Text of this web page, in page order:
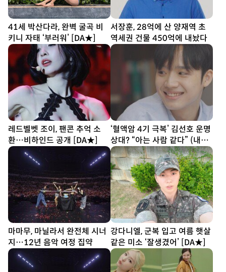
41세 박산다라, 완벽 굴곡 비
키니 자태 ‘부러워’ [DA★]
서장훈, 28억에 산 양재역 초
역세권 건물 450억에 내놨다
레드벨벳 조이, 팬콘 추억 소
환…비하인드 공개 [DA★]
‘혈액암 4기 극복’ 김선호 운명
상대? “아는 사람 같다” (내남
은연애)
마마무, 마닐라서 완전체 시너
지…12년 음악 여정 집약
강다니엘, 군복 입고 여름 햇살
같은 미소 ‘잘생겼어’ [DA★]